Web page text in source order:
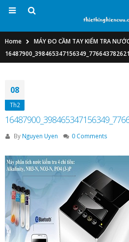
Home
MÁY ĐO CẦM TAY KIỂM TRA
08
Th2
By Nguyen Uyen 0 Comments